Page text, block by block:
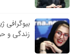
زندگی و